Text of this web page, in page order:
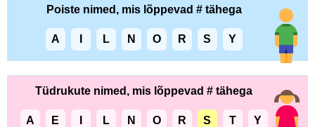
Poiste nimed, mis lõppevad # tähega
A L N O R S Y
Tüdrukute nimed, mis lõppevad # tähega
A E L N O R S T Y